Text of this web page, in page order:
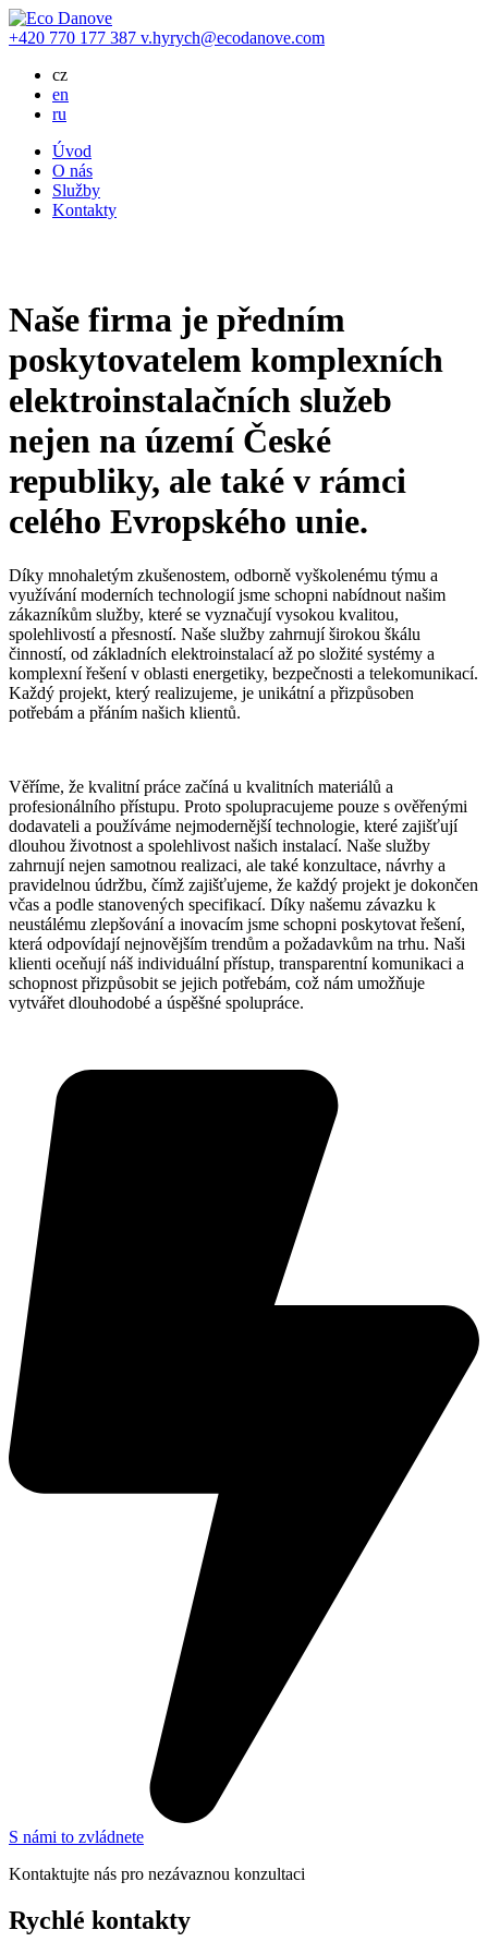
+420 770 177 387 v.hyrych@ecodanove.com
cz
en
ru
Úvod
O nás
Služby
Kontakty
Naše firma je předním
poskytovatelem komplexních
elektroinstalačních služeb
nejen na území České
republiky, ale také v rámci
celého Evropského unie.
Díky mnohaletým zkušenostem, odborně vyškolenému týmu a
využívání moderních technologií jsme schopni nabídnout našim
zákazníkům služby, které se vyznačují vysokou kvalitou,
spolehlivostí a přesností. Naše služby zahrnují širokou škálu
činností, od základních elektroinstalací až po složité systémy a
komplexní řešení v oblasti energetiky, bezpečnosti a telekomunikací.
Každý projekt, který realizujeme, je unikátní a přizpůsoben
potřebám a přáním našich klientů.
Věříme, že kvalitní práce začíná u kvalitních materiálů a
profesionálního přístupu. Proto spolupracujeme pouze s ověřenými
dodavateli a používáme nejmodernější technologie, které zajišťují
dlouhou životnost a spolehlivost našich instalací. Naše služby
zahrnují nejen samotnou realizaci, ale také konzultace, návrhy a
pravidelnou údržbu, čímž zajišťujeme, že každý projekt je dokončen
včas a podle stanovených specifikací. Díky našemu závazku k
neustálému zlepšování a inovacím jsme schopni poskytovat řešení,
která odpovídají nejnovějším trendům a požadavkům na trhu. Naši
klienti oceňují náš individuální přístup, transparentní komunikaci a
schopnost přizpůsobit se jejich potřebám, což nám umožňuje
vytvářet dlouhodobé a úspěšné spolupráce.
S námi to zvládnete
Kontaktujte nás pro nezávaznou konzultaci
Rychlé kontakty